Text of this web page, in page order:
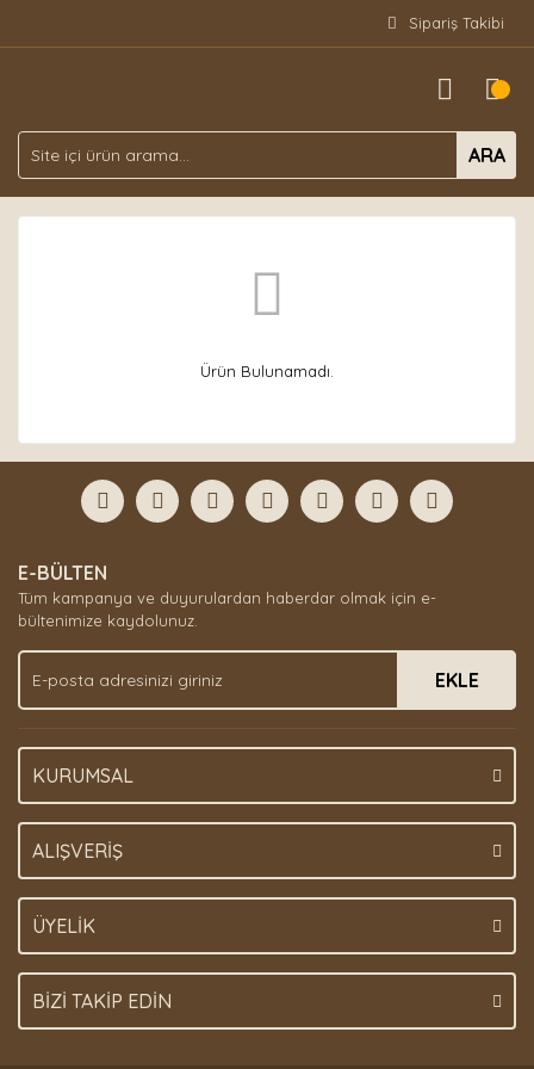
Sipariş Takibi
ARA
Ürün Bulunamadı.
E-BÜLTEN
Tüm kampanya ve duyurulardan haberdar olmak için e-
bültenimize kaydolunuz.
EKLE
KURUMSAL
ALIŞVERİŞ
ÜYELİK
BİZİ TAKİP EDİN